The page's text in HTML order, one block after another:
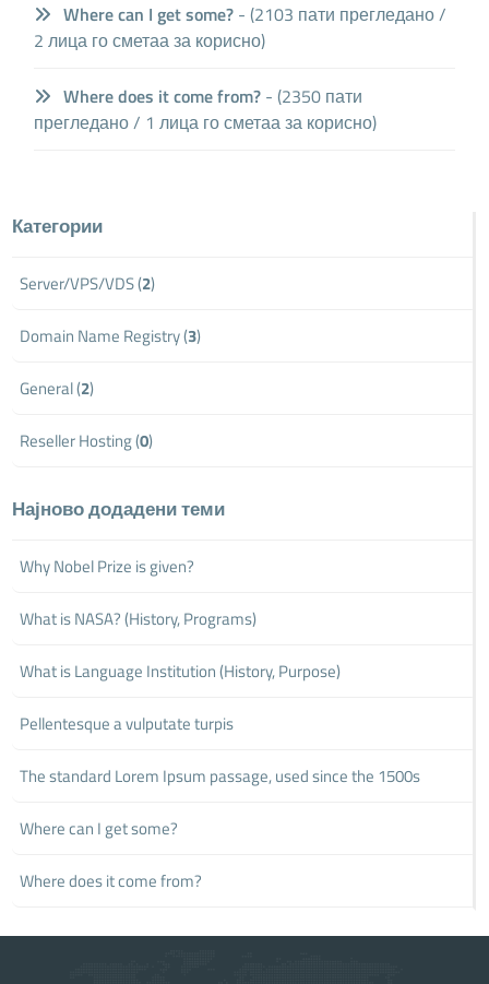
Where can I get some? - (2103 пати прегледано /
2 лица го сметаа за корисно)
Where does it come from? - (2350 пати
прегледано / 1 лица го сметаа за корисно)
Категории
Server/VPS/VDS (2)
Domain Name Registry (3)
General (2)
Reseller Hosting (0)
Најново додадени теми
Why Nobel Prize is given?
What is NASA? (History, Programs)
What is Language Institution (History, Purpose)
Pellentesque a vulputate turpis
The standard Lorem Ipsum passage, used since the 1500s
Where can I get some?
Where does it come from?